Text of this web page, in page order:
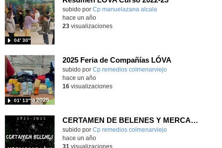
Contenido educativo.
subido por Cp manuelazana alcala
04′ 30″
hace un año
23visualizaciones
2025 Feria de Compañías LÓVA
Contenido educativo.
subido por Cp remedios colmenarviejo
01′ 13″
-
hace un año
16visualizaciones
CERTAMEN DE BELENES Y MERCADILLO LÓVA
Contenido educativo.
subido por Cp remedios colmenarviejo-
hace un año
31 visualizaciones